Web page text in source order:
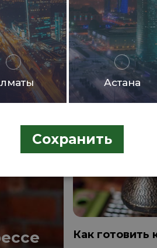
Как готовить
Астана
Сохранить